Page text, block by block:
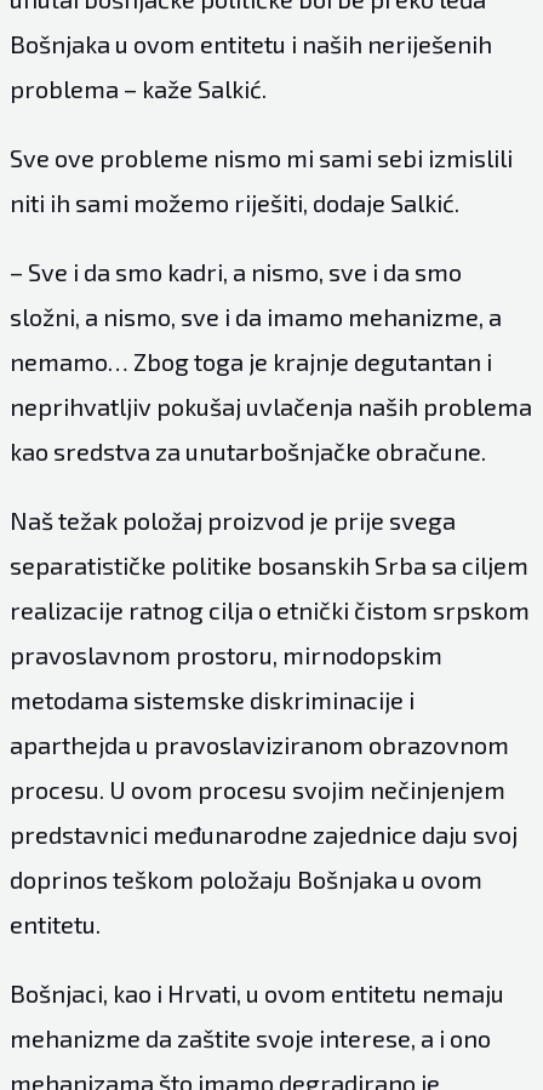
Bošnjaka u ovom entitetu i naših neriješenih
problema – kaže Salkić.
Sve ove probleme nismo mi sami sebi izmislili
niti ih sami možemo riješiti, dodaje Salkić.
– Sve i da smo kadri, a nismo, sve i da smo
složni, a nismo, sve i da imamo mehanizme, a
nemamo… Zbog toga je krajnje degutantan i
neprihvatljiv pokušaj uvlačenja naših problema
kao sredstva za unutarbošnjačke obračune.
Naš težak položaj proizvod je prije svega
separatističke politike bosanskih Srba sa ciljem
realizacije ratnog cilja o etnički čistom srpskom
pravoslavnom prostoru, mirnodopskim
metodama sistemske diskriminacije i
aparthejda u pravoslaviziranom obrazovnom
procesu. U ovom procesu svojim nečinjenjem
predstavnici međunarodne zajednice daju svoj
doprinos teškom položaju Bošnjaka u ovom
entitetu.
Bošnjaci, kao i Hrvati, u ovom entitetu nemaju
mehanizme da zaštite svoje interese, a i ono
mehanizama što imamo degradirano je